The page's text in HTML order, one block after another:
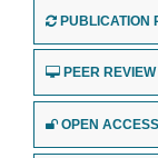
PUBLICATION
PEER
OPEN